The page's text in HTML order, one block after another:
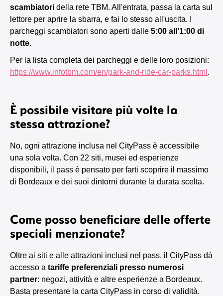
scambiatori della rete TBM. All'entrata, passa la carta sul
lettore per aprire la sbarra, e fai lo stesso all'uscita. I
parcheggi scambiatori sono aperti dalle 5:00 all'1:00 di
notte.
Per la lista completa dei parcheggi e delle loro posizioni:
https://www.infotbm.com/en/park-and-ride-car-parks.html .
È possibile visitare più volte la
stessa attrazione?
No, ogni attrazione inclusa nel CityPass è accessibile
una sola volta. Con 22 siti, musei ed esperienze
disponibili, il pass è pensato per farti scoprire il massimo
di Bordeaux e dei suoi dintorni durante la durata scelta.
Come posso beneficiare delle offerte
speciali menzionate?
Oltre ai siti e alle attrazioni inclusi nel pass, il CityPass dà
accesso a tariffe preferenziali presso numerosi
partner: negozi, attività e altre esperienze a Bordeaux.
Basta presentare la carta CityPass in corso di validità.